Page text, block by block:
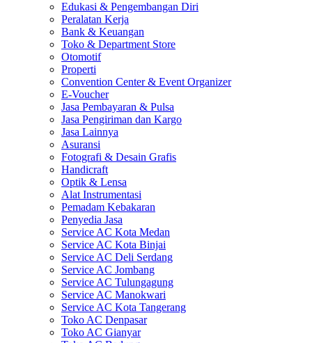
Edukasi & Pengembangan Diri
Peralatan Kerja
Bank & Keuangan
Toko & Department Store
Otomotif
Properti
Convention Center & Event Organizer
E-Voucher
Jasa Pembayaran & Pulsa
Jasa Pengiriman dan Kargo
Jasa Lainnya
Asuransi
Fotografi & Desain Grafis
Handicraft
Optik & Lensa
Alat Instrumentasi
Pemadam Kebakaran
Penyedia Jasa
Service AC Kota Medan
Service AC Kota Binjai
Service AC Deli Serdang
Service AC Jombang
Service AC Tulungagung
Service AC Manokwari
Service AC Kota Tangerang
Toko AC Denpasar
Toko AC Gianyar